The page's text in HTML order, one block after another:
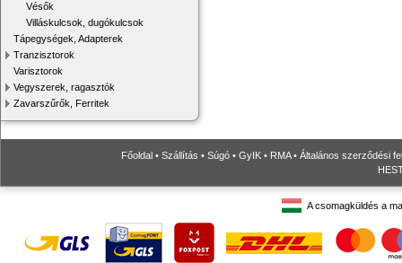
Vésők
Villáskulcsok, dugókulcsok
Tápegységek, Adapterek
Tranzisztorok
Varisztorok
Vegyszerek, ragasztók
Zavarszűrők, Ferritek
Főoldal • Szállítás • Súgó • GyIK • RMA• Általános szerződési
A csomagküldés a